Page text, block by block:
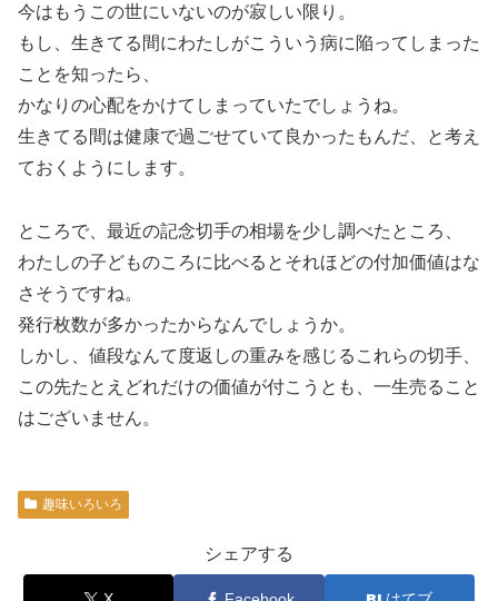
今はもうこの世にいないのが寂しい限り。
もし、生きてる間にわたしがこういう病に陥ってしまった
ことを知ったら、
かなりの心配をかけてしまっていたでしょうね。
生きてる間は健康で過ごせていて良かったもんだ、と考え
ておくようにします。
ところで、最近の記念切手の相場を少し調べたところ、
わたしの子どものころに比べるとそれほどの付加価値はな
さそうですね。
発行枚数が多かったからなんでしょうか。
しかし、値段なんて度返しの重みを感じるこれらの切手、
この先たとえどれだけの価値が付こうとも、一生売ること
はございません。
趣味いろいろ
シェアする